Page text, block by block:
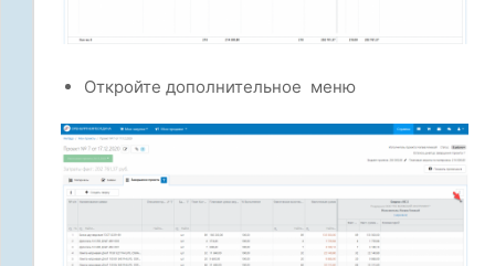
Откройте дополнительное меню